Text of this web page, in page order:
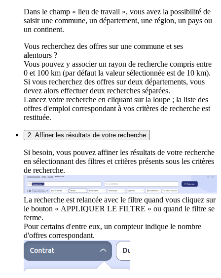
Dans le champ « lieu de travail », vous avez la possibilité de
saisir une commune, un département, une région, un pays ou
un continent.
Vous recherchez des offres sur une commune et ses
alentours ?
Vous pouvez y associer un rayon de recherche compris entre
0 et 100 km (par défaut la valeur sélectionnée est de 10 km).
Si vous recherchez des offres sur deux départements, vous
devez alors effectuer deux recherches séparées.
Lancez votre recherche en cliquant sur la loupe ; la liste des
offres d'emploi correspondant à vos critères de recherche est
restituée.
2. Affiner les résultats de votre recherche
Si besoin, vous pouvez affiner les résultats de votre recherche
en sélectionnant des filtres et critères présents sous les critères
de recherche.
La recherche est relancée avec le filtre quand vous cliquez sur
le bouton « APPLIQUER LE FILTRE » ou quand le filtre se
ferme.
Pour certains d'entre eux, un compteur indique le nombre
d'offres correspondant.